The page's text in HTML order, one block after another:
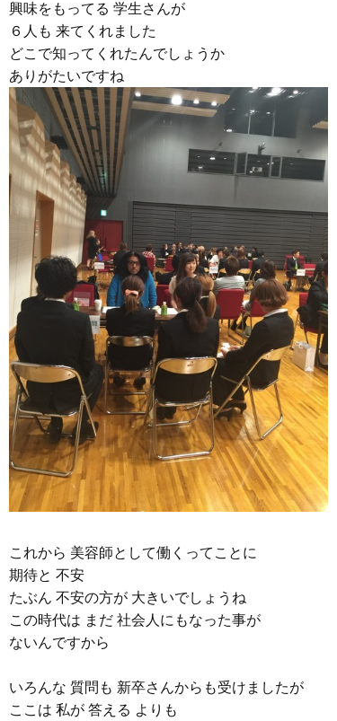
興味をもってる 学生さんが
６人も 来てくれました
どこで知ってくれたんでしょうか
ありがたいですね
これから 美容師として働くってことに
期待と 不安
たぶん 不安の方が 大きいでしょうね
この時代は まだ 社会人にもなった事が
ないんですから
いろんな 質問も 新卒さんからも受けましたが
ここは 私が 答える よりも